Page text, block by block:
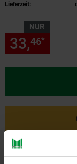
Lieferzeit:
NUR
33,46*